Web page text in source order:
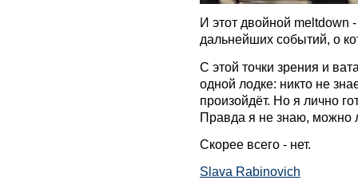
И этот двойной meltdown
дальнейших событий, о
С этой точки зрения и
одной лодке: никто не
произойдёт. Но я лично
Правда я не знаю, можно
Скорее всего - нет.
Slava Rabinovich